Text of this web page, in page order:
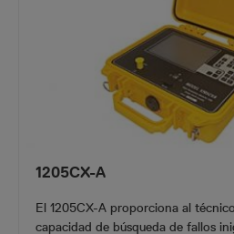
1205CX-A
El 1205CX-A proporciona al
capacidad de búsqueda de fallos